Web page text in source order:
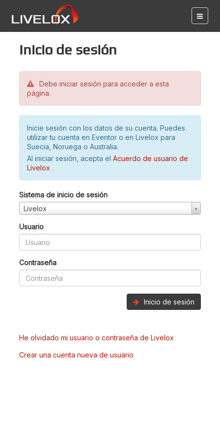
Inicio de sesión
Debe iniciar sesión para acceder a esta
página.
Inicie sesión con los datos de su cuenta. Puedes
utilizar tu cuenta en Eventor o en Livelox para
Suecia, Noruega o Australia.
Al iniciar sesión, acepta el Acuerdo de usuario de
Livelox .
Sistema de inicio de sesión
Livelox
Usuario
Contraseña
Inicio de sesión
He olvidado mi usuario o contraseña de Livelox
Crear una cuenta nueva de usuario